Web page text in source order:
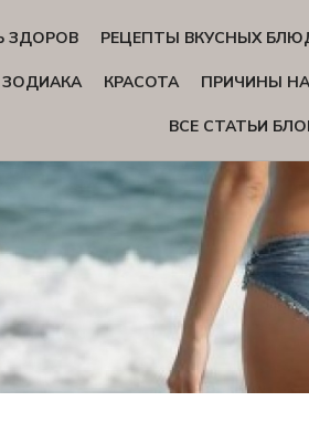
ЗДОРОВ РЕЦЕПТЫ ВКУСНЫХ
КРАСОТА ПРИЧИНЫ
ВСЕ СТАТЬИ